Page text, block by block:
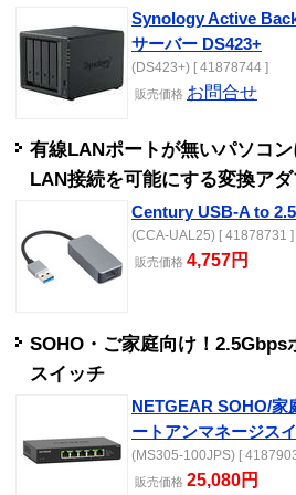
Synology Active
サーバー DS423+
(DS423+) [ 41878744 ]
販売価格 お問合せ
有線LANポートが無いパソコ
LAN接続を可能にする変換ア
Century USB-A to
(CCA-UAL25) [ 41878731 ]
販売価格 4,757円
SOHO・ご家庭向け！
スイッチ
NETGEAR SOHO/家
ートアンマネージス
(MS305-100JPS) [
販売価格 25,080円